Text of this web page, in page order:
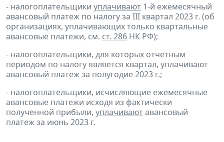
- налогоплательщики уплачивают 1-й ежемесячный
авансовый платеж по налогу за III квартал 2023 г. (об
организациях, уплачивающих только квартальные
авансовые платежи, см. ст. 286 НК РФ);
- налогоплательщики, для которых отчетным
периодом по налогу является квартал, уплачивают
авансовый платеж за полугодие 2023 г.;
- налогоплательщики, исчисляющие ежемесячные
авансовые платежи исходя из фактически
полученной прибыли, уплачиваютавансовый
платеж за июнь 2023 г.